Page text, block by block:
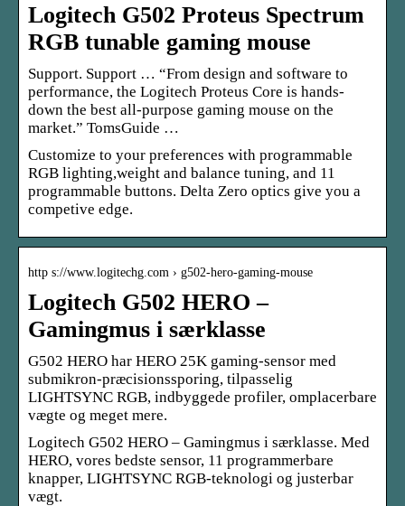
Logitech G502 Proteus Spectrum
RGB tunable gaming mouse
Support. Support … “From design and software to
performance, the Logitech Proteus Core is hands-
down the best all-purpose gaming mouse on the
market.” TomsGuide …
Customize to your preferences with programmable
RGB lighting,weight and balance tuning, and 11
programmable buttons. Delta Zero optics give you a
competive edge.
http s://www.logitechg.com › g502-hero-gaming-mouse
Logitech G502 HERO –
Gamingmus i særklasse
G502 HERO har HERO 25K gaming-sensor med
submikron-præcisionssporing, tilpasselig
LIGHTSYNC RGB, indbyggede profiler, omplacerbare
vægte og meget mere.
Logitech G502 HERO – Gamingmus i særklasse. Med
HERO, vores bedste sensor, 11 programmerbare
knapper, LIGHTSYNC RGB-teknologi og justerbar
vægt.